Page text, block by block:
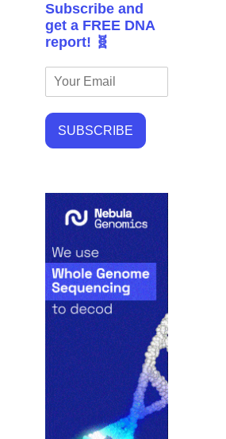
Subscribe and
get a FREE DNA
report! 🧬
SUBSCRIBE